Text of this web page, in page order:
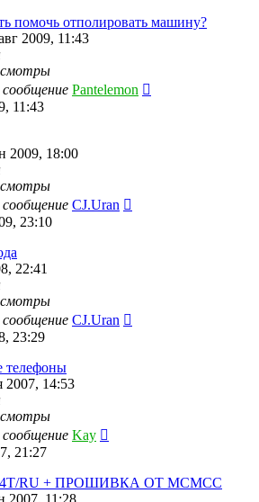
помочь отполировать машину?
2009, 11:43
сообщение Pantelemon
11:43
2009, 18:00
сообщение CJ.Uran
23:10
22:41
сообщение CJ.Uran
23:29
телефоны
2007, 14:53
сообщение Kay
21:27
RU + ПРОШИВКА ОТ МСМСС
2007, 11:28